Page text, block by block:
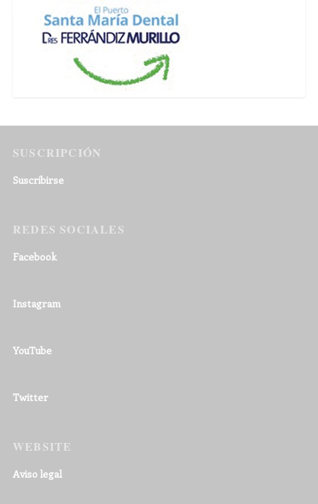
SUSCRIPCIÓN
Suscribirse
REDES SOCIALES
Facebook
Instagram
YouTube
Twitter
WEBSITE
Aviso legal